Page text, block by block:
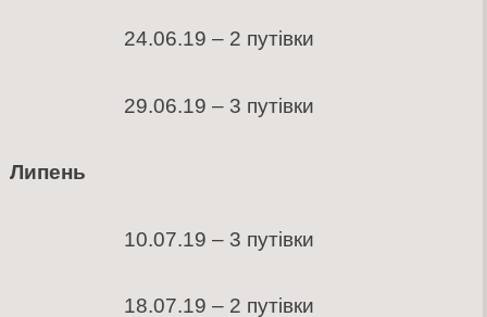
24.06.19 – 2 путівки
29.06.19 – 3 путівки
10.07.19 – 3 путівки
18.07.19 – 2 путівки